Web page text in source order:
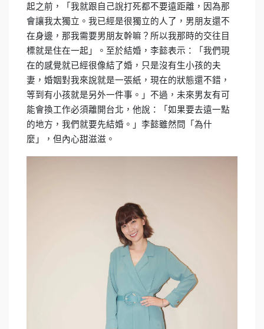
起之前，「我就跟自己說打死都不要遠距離，因為那
會讓我太獨立。我已經是很獨立的人了，男朋友還不
在身邊，那我需要男朋友幹嘛？所以我那時的交往目
標就是住在一起」。至於結婚，李懿表示：「我們現
在的感覺就已經很像結了婚，只是沒有生小孩的夫
妻，婚姻對我來說就是一張紙，現在的狀態還不錯，
等到有小孩就是另外一件事。」不過，未來男友有可
能會換工作必須離開台北，他說：「如果要去遠一點
的地方，我們就要先結婚。」李懿雖然問「為什
麼」，但內心甜滋滋。